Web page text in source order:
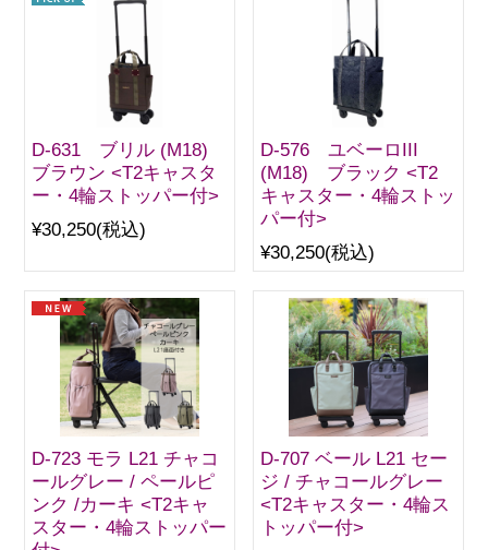
D-631 ブリル (M18)
ブラウン <T2キャスタ
ー・4輪ストッパー付>
¥30,250(税込)
D-576 ユベーロIII
(M18) ブラック <T2
キャスター・4輪ストッ
パー付>
¥30,250(税込)
D-723 モラ L21 チャコ
ールグレー / ペールピ
ンク /カーキ <T2キャ
スター・4輪ストッパー
D-707 ベール L21 セー
ジ / チャコールグレー
<T2キャスター・4輪ス
トッパー付>